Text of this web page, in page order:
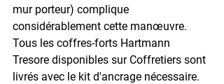
mur porteur) complique
considérablement cette manœuvre.
Tous les coffres-forts Hartmann
Tresore disponibles sur Coffretiers sont
livrés avec le kit d'ancrage nécessaire.